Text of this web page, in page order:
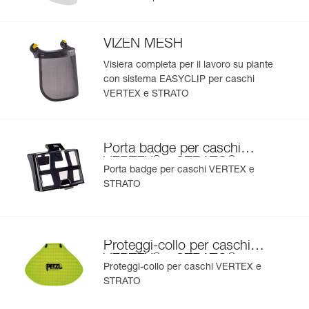
- porta badge per identificare rapidamente l’utilizzatore,
- sottogola e imbottitura intercambiabili,
- protezioni antirumore,
- Disponibile in due colori alta visibilità: giallo e arancio.
Per saperne di più
VIZEN MESH
Visiera completa per il lavoro su piante
con sistema EASYCLIP per caschi
VERTEX e STRATO
Porta badge per caschi
VERTEX
e STRATO
Porta badge per caschi VERTEX e
STRATO
Proteggi-collo per caschi
VERTEX
e STRATO
Proteggi-collo per caschi VERTEX e
STRATO